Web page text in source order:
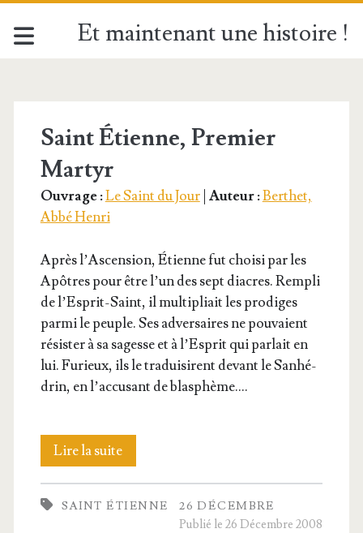
Et maintenant une histoire !
<span>Le
Saint
du
Jour</span>
Saint Étienne, Premier
Martyr
Ouvrage :Le Saint du Jour| Auteur :Berthet,
Abbé Henri
Après l’As­cen­sion, Étienne fut choi­si par les
Apôtres pour être l’un des sept diacres. Rem­pli
de l’Es­prit-Saint, il mul­ti­pliait les pro­diges
par­mi le peuple. Ses adver­saires ne pou­vaient
résis­ter à sa sagesse et à l’Es­prit qui par­lait en
lui. Furieux, ils le tra­dui­sirent devant le San­hé­
drin, en l’ac­cu­sant de blasphème.…
Lire la suiteSaint
Étienne,
Pre­
SAINT ÉTIENNE
26 DÉCEMBRE
Publié le 26 Décembre 2008